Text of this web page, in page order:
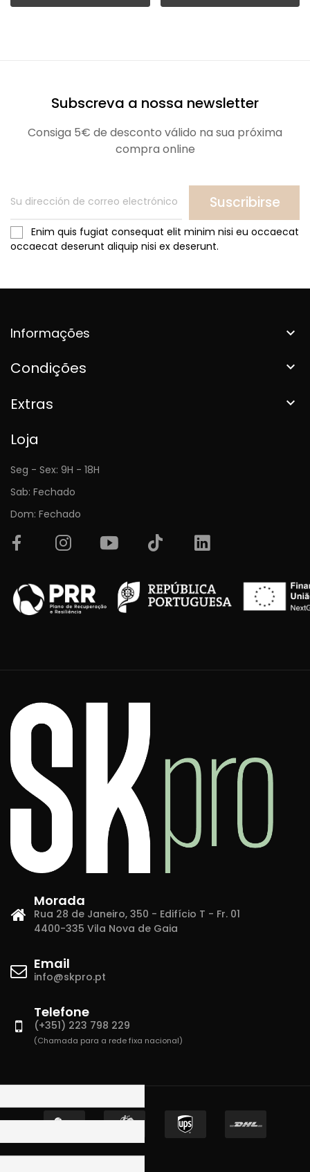
Subscreva a nossa newsletter
Consiga 5€ de desconto válido na sua próxima
compra online
Suscribirse
Enim quis fugiat consequat elit minim nisi eu occaecat
occaecat deserunt aliquip nisi ex deserunt.
Informações 
Condições 
Extras 
Loja
Seg - Sex: 9H - 18H
Sab: Fechado
Dom: Fechado
Morada
Rua 28 de Janeiro, 350 - Edifício T - Fr. 01
4400-335 Vila Nova de Gaia
Email
info@skpro.pt
Telefone
(+351) 223 798 229
(Chamada para a rede fixa nacional)